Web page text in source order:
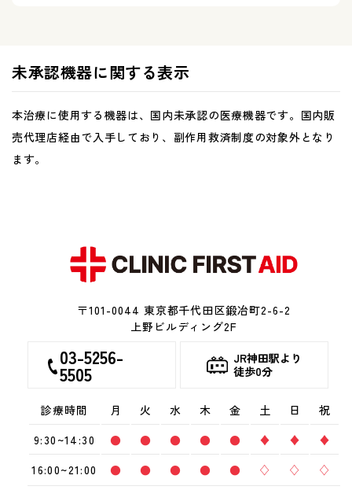
未承認機器に関する表示
本治療に使用する機器は、国内未承認の医療機器です。国内販
売代理店経由で入手しており、副作用救済制度の対象外となり
ます。
〒101-0044 東京都千代田区鍛冶町2-6-2
上野ビルディング2F
03-5256-
5505
JR神田駅より
徒歩0分
診療時間 月 火 水 木 金 土 日
祝
9:30~14:30
● ● ● ● ● ♦ ♦
♦
16:00~21:00
● ● ● ● ● ♢ ♢
♢